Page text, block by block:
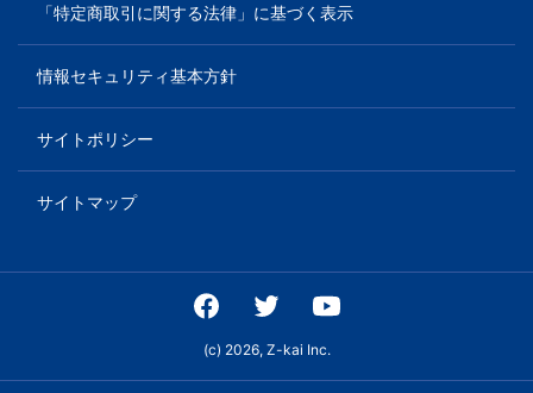
「特定商取引に関する法律」に基づく表示
情報セキュリティ基本方針
サイトポリシー
サイトマップ
(c) 2026, Z-kai Inc.